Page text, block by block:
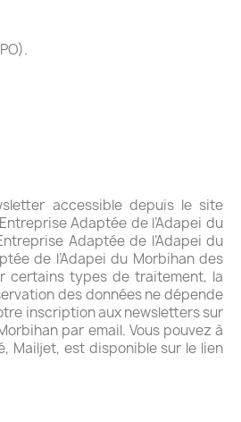
accessible depuis le site
Adaptée de l’Adapei du
Adaptée de l’Adapei du
de l’Adapei du Morbihan des
certains types de traitement, la
des données ne dépende
inscription aux newsletters sur
par email. Vous pouvez à
Mailjet, est disponible sur le lien